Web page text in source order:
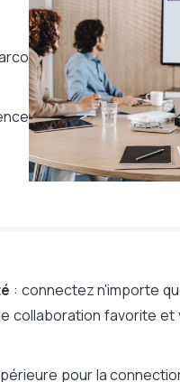
: connectez n'importe
collaboration favorite et
pour la